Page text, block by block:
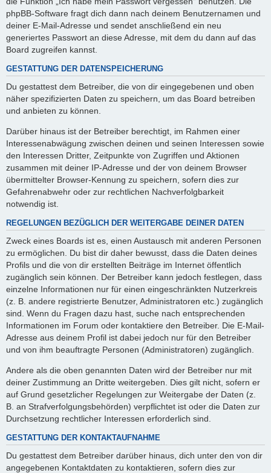
phpBB-Software fragt dich dann nach deinem Benutzernamen und
deiner E-Mail-Adresse und sendet anschließend ein neu
generiertes Passwort an diese Adresse, mit dem du dann auf das
Board zugreifen kannst.
GESTATTUNG DER DATENSPEICHERUNG
Du gestattest dem Betreiber, die von dir eingegebenen und oben
näher spezifizierten Daten zu speichern, um das Board betreiben
und anbieten zu können.
Darüber hinaus ist der Betreiber berechtigt, im Rahmen einer
Interessenabwägung zwischen deinen und seinen Interessen sowie
den Interessen Dritter, Zeitpunkte von Zugriffen und Aktionen
zusammen mit deiner IP-Adresse und der von deinem Browser
übermittelter Browser-Kennung zu speichern, sofern dies zur
Gefahrenabwehr oder zur rechtlichen Nachverfolgbarkeit
notwendig ist.
REGELUNGEN BEZÜGLICH DER WEITERGABE DEINER DATEN
Zweck eines Boards ist es, einen Austausch mit anderen Personen
zu ermöglichen. Du bist dir daher bewusst, dass die Daten deines
Profils und die von dir erstellten Beiträge im Internet öffentlich
zugänglich sein können. Der Betreiber kann jedoch festlegen, dass
einzelne Informationen nur für einen eingeschränkten Nutzerkreis
(z. B. andere registrierte Benutzer, Administratoren etc.) zugänglich
sind. Wenn du Fragen dazu hast, suche nach entsprechenden
Informationen im Forum oder kontaktiere den Betreiber. Die E-Mail-
Adresse aus deinem Profil ist dabei jedoch nur für den Betreiber
und von ihm beauftragte Personen (Administratoren) zugänglich.
Andere als die oben genannten Daten wird der Betreiber nur mit
deiner Zustimmung an Dritte weitergeben. Dies gilt nicht, sofern er
auf Grund gesetzlicher Regelungen zur Weitergabe der Daten (z.
B. an Strafverfolgungsbehörden) verpflichtet ist oder die Daten zur
Durchsetzung rechtlicher Interessen erforderlich sind.
GESTATTUNG DER KONTAKTAUFNAHME
Du gestattest dem Betreiber darüber hinaus, dich unter den von dir
angegebenen Kontaktdaten zu kontaktieren, sofern dies zur